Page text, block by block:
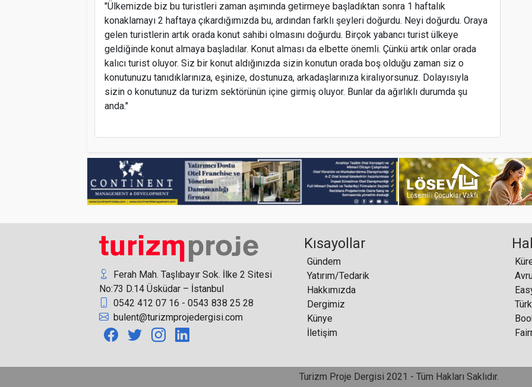
"Ülkemizde biz bu turistleri zaman aşımında getirmeye başladıktan sonra 1 haftalık
konaklamayı 2 haftaya çıkardığımızda bu, ardından farklı şeyleri doğurdu. Neyi doğurdu. Oraya
gelen turistlerin artık orada konut sahibi olmasını doğurdu. Birçok yabancı turist ülkeye
geldiğinde konut almaya başladılar. Konut alması da elbette önemli. Çünkü artık onlar orada
kalıcı turist oluyor. Siz bir konut aldığınızda sizin konutun orada boş olduğu zaman siz o
konutunuzu tanıdıklarınıza, eşinize, dostunuza, arkadaşlarınıza kiralıyorsunuz. Dolayısıyla
sizin o konutunuz da turizm sektörünün içine girmiş oluyor. Bunlar da ağırlıklı durumda şu
anda."
Ferah Mah. Taşlıbayır Sok. İlke 2 Sitesi
No:73 D.14 Üsküdar – İstanbul
0542 412 07 16 - 0543 838 25 28
bulent@turizmprojedergisi.com
Kısayollar
Gündem
Yatırım/Tedarik
Hakkımızda
Dergimiz
Künye
İletişim
Turizm Proje Dergisi 2021 - Tüm Hakları Saklıdır.